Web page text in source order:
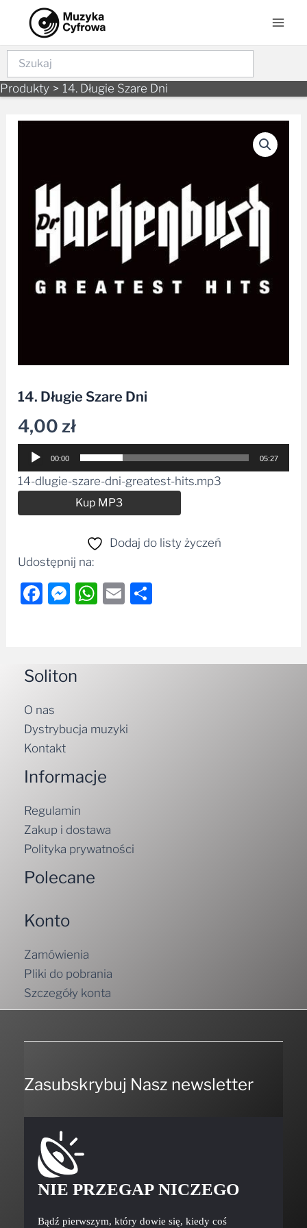
content
Szukaj
Produkty 14. Długie Szare Dni
14. Długie Szare Dni
4,00zł
Odtwarzacz
plików
dźwiękowych
00:00 05:27
14-dlugie-szare-dni-greatest-hits.mp3
Kup MP3
Dodaj do listy życzeń
Udostępnij na:
Facebook
Messenger
WhatsApp
Email
Soliton
O nas
Dystrybucja muzyki
Kontakt
Informacje
Regulamin
Zakup i dostawa
Polityka prywatności
Polecane
Konto
Zamówienia
Pliki do pobrania
Szczegóły konta
Zasubskrybuj Nasz newsletter
NIE PRZEGAP NICZEGO
Bądź pierwszym, który dowie się, kiedy coś